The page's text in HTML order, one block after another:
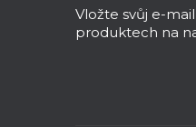
Vložte svůj e-
produktech na